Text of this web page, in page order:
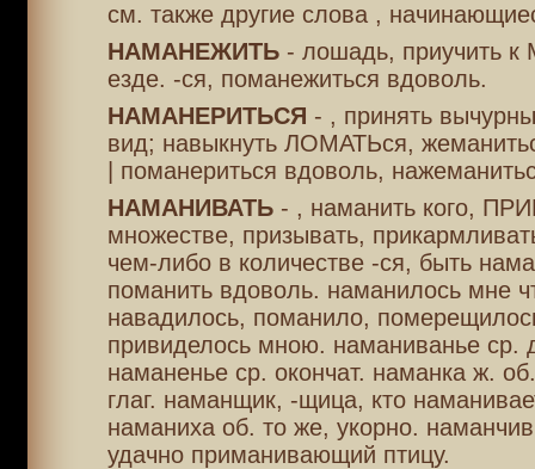
см. также другие слова ,
НАМАНЕЖИТЬ- лошадь, приучить
езде. -ся, поманежиться вдоволь.
НАМАНЕРИТЬСЯ - , принять
вид; навыкнуть ЛОМАТЬся,
| поманериться вдоволь,
НАМАНИВАТЬ- , наманить кого,
множестве, призывать,
чем-либо в количестве -ся, быть
поманить вдоволь. наманилось мне
навадилось, поманило,
привиделось мною. наманиванье ср.
наманенье ср. окончат. наманка ж.
глаг. наманщик, -щица, кто
наманиха об. то же, укорно.
удачно приманивающий птицу.